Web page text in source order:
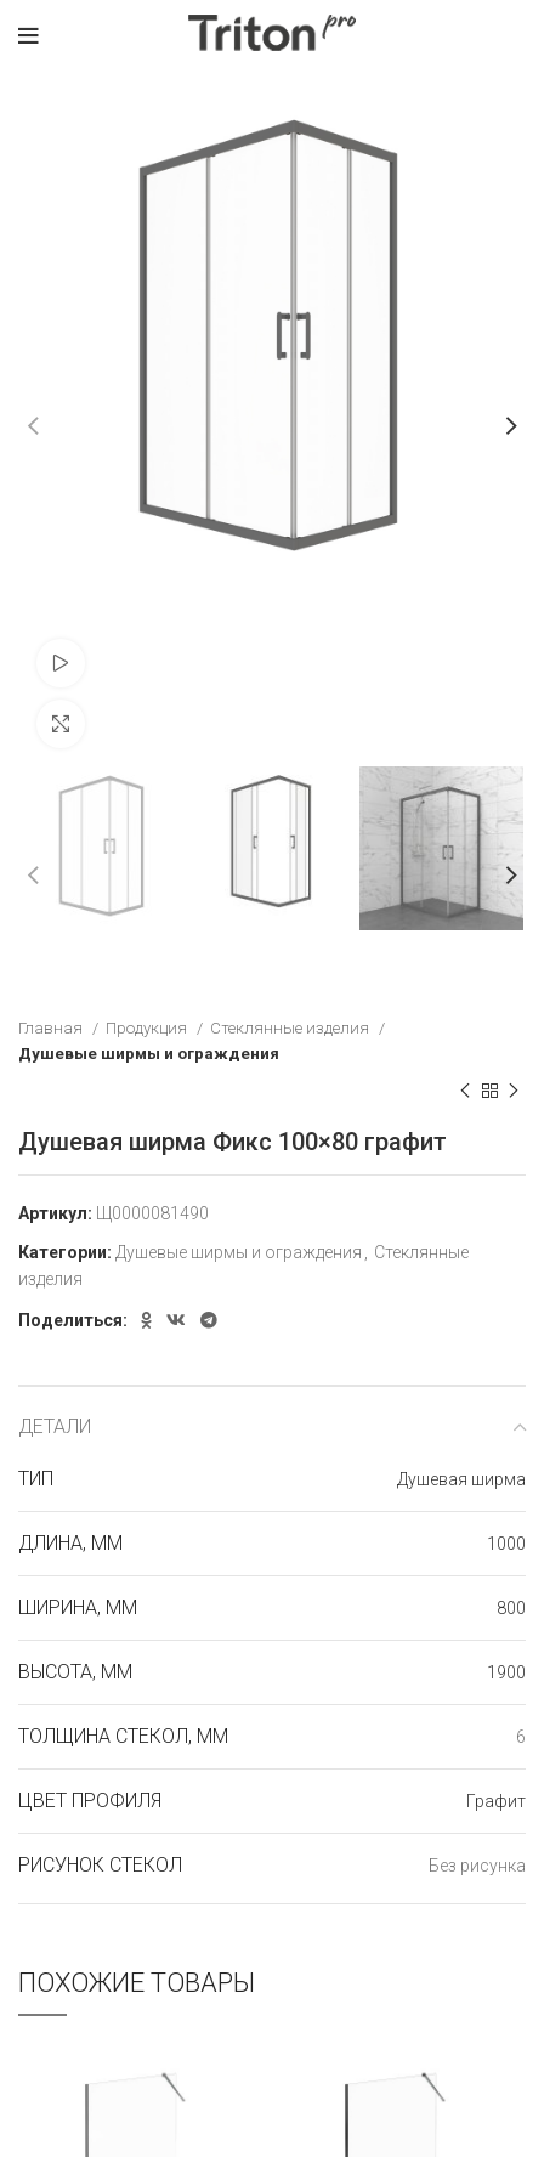
Главная Продукция
Стеклянные изделия
Душевые ширмы и ограждения
Душевая ширма Фикс 100×80 графит
Артикул: Щ0000081490
Категории: Душевые ширмы и ограждения , Стеклянные
изделия
Поделиться:
ДЕТАЛИ
ТИП Душевая ширма
ДЛИНА, ММ 1000
ШИРИНА, ММ 800
ВЫСОТА, ММ 1900
ТОЛЩИНА СТЕКОЛ, ММ 6
ЦВЕТ ПРОФИЛЯ Графит
РИСУНОК СТЕКОЛ Без рисунка
ПОХОЖИЕ ТОВАРЫ